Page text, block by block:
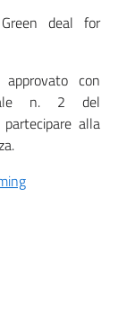
deal for
con
n. 2 del
alla